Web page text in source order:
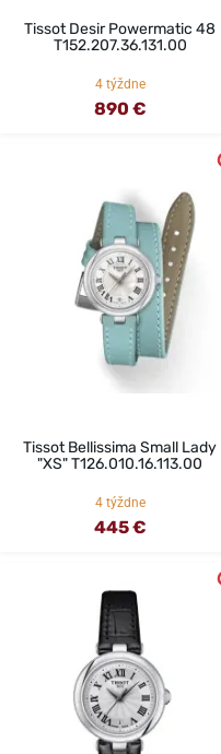
Tissot Desir Powermatic 48
T152.207.36.131.00
4 týždne
890 €
Tissot Bellissima Small Lady
"XS" T126.010.16.113.00
4 týždne
445 €